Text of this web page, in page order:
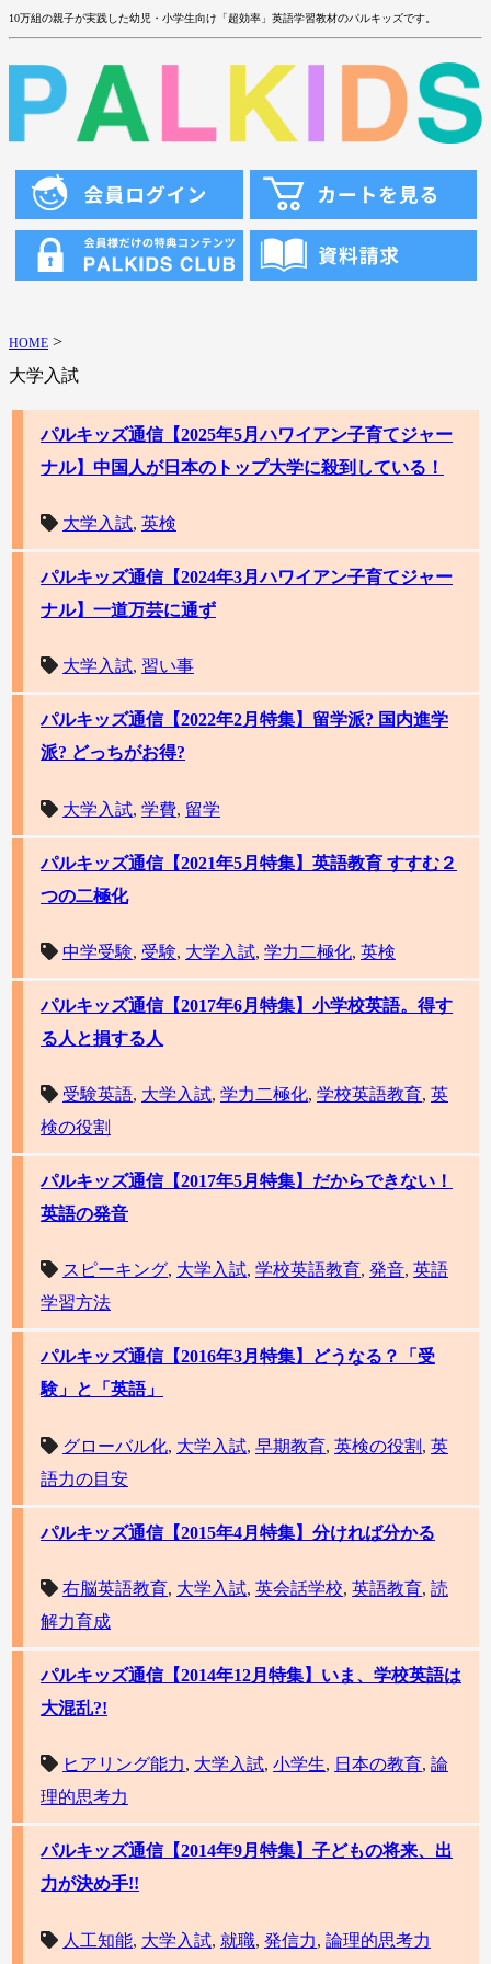
10万組の親子が実践した幼児・小学生向け「超効率」英語学習教材のパルキッズです。
HOME >
大学入試
パルキッズ通信【2025年5月ハワイアン子育てジャー
ナル】中国人が日本のトップ大学に殺到している！
大学入試, 英検
パルキッズ通信【2024年3月ハワイアン子育てジャー
ナル】一道万芸に通ず
大学入試, 習い事
パルキッズ通信【2022年2月特集】留学派? 国内進学
派? どっちがお得?
大学入試, 学費, 留学
パルキッズ通信【2021年5月特集】英語教育 すすむ２
つの二極化
中学受験, 受験, 大学入試, 学力二極化, 英検
パルキッズ通信【2017年6月特集】小学校英語。得す
る人と損する人
受験英語, 大学入試, 学力二極化, 学校英語教育, 英
検の役割
パルキッズ通信【2017年5月特集】だからできない！
英語の発音
スピーキング, 大学入試, 学校英語教育, 発音, 英語
学習方法
パルキッズ通信【2016年3月特集】どうなる？「受
験」と「英語」
グローバル化, 大学入試, 早期教育, 英検の役割 , 英
語力の目安
パルキッズ通信【2015年4月特集】分ければ分かる
右脳英語教育, 大学入試, 英会話学校, 英語教育, 読
解力育成
パルキッズ通信【2014年12月特集】いま、学校英語は
大混乱?!
ヒアリング能力, 大学入試, 小学生, 日本の教育, 論
理的思考力
パルキッズ通信【2014年9月特集】子どもの将来、出
力が決め手!!
人工知能, 大学入試, 就職, 発信力, 論理的思考力